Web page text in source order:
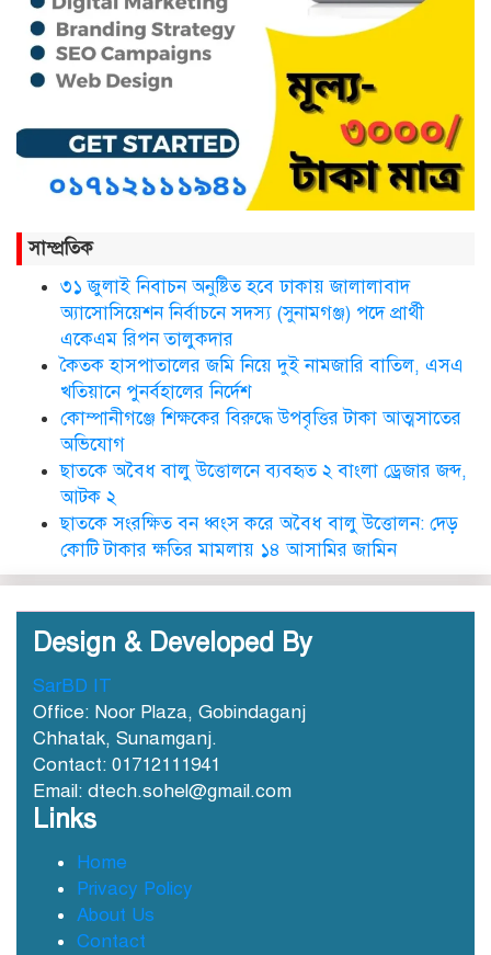
সিলেট ওসমানী আন্তর্জাতিক
বিমানবন্দরে সংবর্ধিত হলেন আওলাদ
আলী রেজা
নতুন জেলা প্রশাসকের যোগদান,
ছাতকে এক শিক্ষিকা ভারতে টাটা
হাসপাতালে ভতি
ছাত‌কে দৈনিক সুনামকণ্ঠ’র সপ্তম
ডা. নার্গিস বাহার চৌধুরীর ইন্তেকাল
গ্রেফতার
ছাতক সিমেন্ট কারখানার মাটি
ছাতকে বন্যার্তদের মধ্যে তালামীযের
সাম্প্রতিক
৩১ জুলাই নিবাচন অনু‌ষ্টিত হ‌বে ঢাকায় জালালাবাদ
অ্যাসোসিয়েশন নির্বাচনে সদস্য (সুনামগঞ্জ) পদে প্রার্থী
একেএম রিপন তালুকদার
কৈতক হাসপাতালের জমি নিয়ে দুই নামজারি বাতিল, এসএ
খতিয়ানে পুনর্বহালের নির্দেশ
কোম্পানীগঞ্জে শিক্ষকের বিরুদ্ধে উপবৃত্তির টাকা আত্মসাতের
অভিযোগ
ছাতকে অবৈধ বালু উত্তোলনে ব্যবহৃত ২ বাংলা ড্রেজার জব্দ,
আটক ২
ছাতকে সংরক্ষিত বন ধ্বংস করে অবৈধ বালু উত্তোলন: দেড়
কোটি টাকার ক্ষতির মামলায় ১৪ আসামির জামিন
Design & Developed By
SarBD IT
Office: Noor Plaza, Gobindaganj
Chhatak, Sunamganj.
Contact: 01712111941
Email: dtech.sohel@gmail.com
Links
Home
Privacy Policy
About Us
Contact